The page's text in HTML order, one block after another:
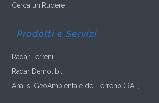
Cerca un Rudere
Prodotti e Servizi
Radar Terreni
Radar Demolibili
Analisi GeoAmbientale del Terreno (RAT)